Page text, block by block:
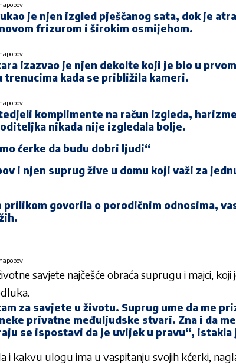
je njen izgled pješčanog sata, dok je
frizurom i širokim osmijehom.
izazvao je njen dekolte koji je bio u
trenucima kada se približila kameri.
komplimente na račun izgleda,
nikada nije izgledala bolje.
ćerke da budu dobri ljudi“
i njen suprug žive u domu koji važi za
govorila o porodičnim odnosima,
savjete najčešće obraća suprugu i majci,
za savjete u životu. Suprug ume da me
privatne međuljudske stvari. Zna i da
se ispostavi da je uvijek u pravu“, istakla
i kakvu ulogu ima u vaspitanju svojih kćerki,